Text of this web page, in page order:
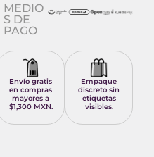
MEDIO
S DE
PAGO
Envío gratis
en compras
mayores a
$1,300 MXN.
Empaque
discreto sin
etiquetas
visibles.